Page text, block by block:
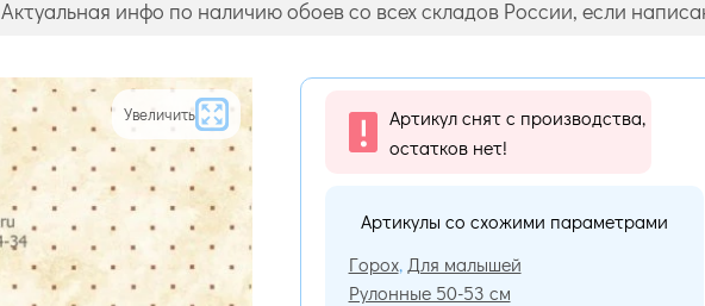
Актуальная инфо по наличию обоев со всех складов России, если
Увеличить
Артикул снят с производства,
остатков нет!
Артикулы со схожими параметрами
Горох, Для малышей
Рулонные 50-53 см